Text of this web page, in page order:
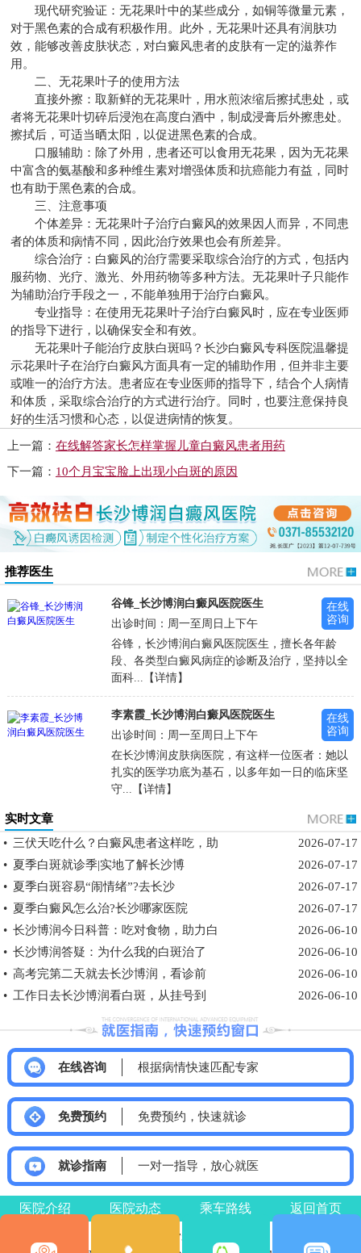
现代研究验证：无花果叶中的某些成分，如铜等微量元素，
对于黑色素的合成有积极作用。此外，无花果叶还具有润肤功
效，能够改善皮肤状态，对白癜风患者的皮肤有一定的滋养作
用。
二、无花果叶子的使用方法
直接外擦：取新鲜的无花果叶，用水煎浓缩后擦拭患处，或
者将无花果叶切碎后浸泡在高度白酒中，制成浸膏后外擦患处。
擦拭后，可适当晒太阳，以促进黑色素的合成。
口服辅助：除了外用，患者还可以食用无花果，因为无花果
中富含的氨基酸和多种维生素对增强体质和抗癌能力有益，同时
也有助于黑色素的合成。
三、注意事项
个体差异：无花果叶子治疗白癜风的效果因人而异，不同患
者的体质和病情不同，因此治疗效果也会有所差异。
综合治疗：白癜风的治疗需要采取综合治疗的方式，包括内
服药物、光疗、激光、外用药物等多种方法。无花果叶子只能作
为辅助治疗手段之一，不能单独用于治疗白癜风。
专业指导：在使用无花果叶子治疗白癜风时，应在专业医师
的指导下进行，以确保安全和有效。
无花果叶子能治疗皮肤白斑吗？长沙白癜风专科医院温馨提
示花果叶子在治疗白癜风方面具有一定的辅助作用，但并非主要
或唯一的治疗方法。患者应在专业医师的指导下，结合个人病情
和体质，采取综合治疗的方式进行治疗。同时，也要注意保持良
好的生活习惯和心态，以促进病情的恢复。
上一篇： 在线解答家长怎样掌握儿童白癜风患者用药
下一篇： 10个月宝宝脸上出现小白斑的原因
推荐医生
谷锋_长沙博润白癜风医院医生
出诊时间：周一至周日上下午
在线
咨询
谷锋，长沙博润白癜风医院医生，擅长各年龄
段、各类型白癜风病症的诊断及治疗，坚持以全
面科...【详情】
李素霞_长沙博润白癜风医院医生
出诊时间：周一至周日上下午
在线
咨询
在长沙博润皮肤病医院，有这样一位医者：她以
扎实的医学功底为基石，以多年如一日的临床坚
守...【详情】
实时文章
• 三伏天吃什么？白癜风患者这样吃，助
2026-07-17
• 夏季白斑就诊季|实地了解长沙博
2026-07-17
• 夏季白斑容易“闹情绪”?去长沙
2026-07-17
• 夏季白癜风怎么治?长沙哪家医院
2026-07-17
• 长沙博润今日科普：吃对食物，助力白
2026-06-10
• 长沙博润答疑：为什么我的白斑治了
2026-06-10
• 高考完第二天就去长沙博润，看诊前
2026-06-10
• 工作日去长沙博润看白斑，从挂号到 2026-06-10
在线咨询 根据病情快速匹配专家
免费预约 免费预约，快速就诊
就诊指南 一对一指导，放心就医
医院介绍 医院动态 乘车路线 返回首页
医院电话：0731-85532120